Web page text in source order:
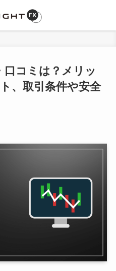
口コミは？メリッ
、取引条件や安全